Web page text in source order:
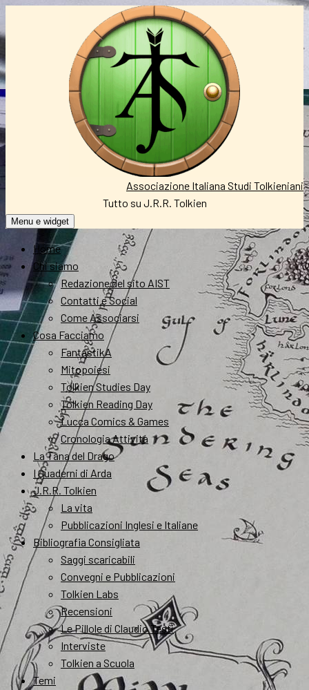
al
Associazione Italiana Studi Tolkieniani
Tutto su J.R.R. Tolkien
Menu e widget
Home
Chi siamo
Redazione del sito AIST
Contatti e Social
Come Associarsi
Cosa Facciamo
FantastikA
Mitopoiesi
Tolkien Studies Day
Tolkien Reading Day
Lucca Comics & Games
Cronologia Attività
La Tana del Drago
I Quaderni di Arda
J.R.R. Tolkien
La vita
Pubblicazioni Inglesi e Italiane
Bibliografia Consigliata
Saggi scaricabili
Convegni e Pubblicazioni
Tolkien Labs
Recensioni
Le Pillole di Claudio Testi
Interviste
Tolkien a Scuola
Temi